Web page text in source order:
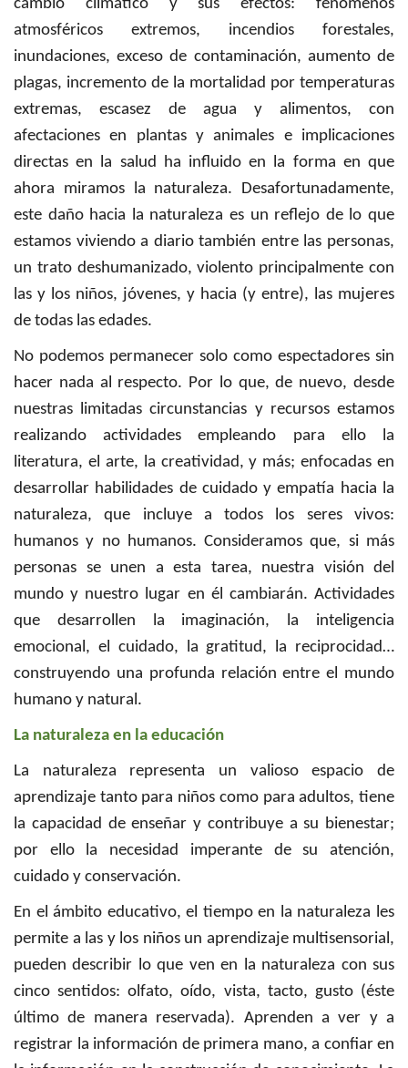
cambio climático y sus efectos: fenómenos
atmosféricos extremos, incendios forestales,
inundaciones, exceso de contaminación, aumento de
plagas, incremento de la mortalidad por temperaturas
extremas, escasez de agua y alimentos, con
afectaciones en plantas y animales e implicaciones
directas en la salud ha influido en la forma en que
ahora miramos la naturaleza. Desafortunadamente,
este daño hacia la naturaleza es un reflejo de lo que
estamos viviendo a diario también entre las personas,
un trato deshumanizado, violento principalmente con
las y los niños, jóvenes, y hacia (y entre), las mujeres
de todas las edades.
No podemos permanecer solo como espectadores sin
hacer nada al respecto. Por lo que, de nuevo, desde
nuestras limitadas circunstancias y recursos estamos
realizando actividades empleando para ello la
literatura, el arte, la creatividad, y más; enfocadas en
desarrollar habilidades de cuidado y empatía hacia la
naturaleza, que incluye a todos los seres vivos:
humanos y no humanos. Consideramos que, si más
personas se unen a esta tarea, nuestra visión del
mundo y nuestro lugar en él cambiarán. Actividades
que desarrollen la imaginación, la inteligencia
emocional, el cuidado, la gratitud, la reciprocidad…
construyendo una profunda relación entre el mundo
humano y natural.
La naturaleza en la educación
La naturaleza representa un valioso espacio de
aprendizaje tanto para niños como para adultos, tiene
la capacidad de enseñar y contribuye a su bienestar;
por ello la necesidad imperante de su atención,
cuidado y conservación.
En el ámbito educativo, el tiempo en la naturaleza les
permite a las y los niños un aprendizaje multisensorial,
pueden describir lo que ven en la naturaleza con sus
cinco sentidos: olfato, oído, vista, tacto, gusto (éste
último de manera reservada). Aprenden a ver y a
registrar la información de primera mano, a confiar en